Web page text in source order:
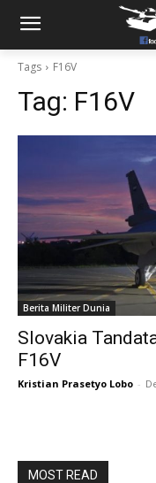
Tags F16V
Tag: F16V
Berita Militer Dunia
Slovakia
F16V
Kristian Prasetyo Lobo -
MOST READ